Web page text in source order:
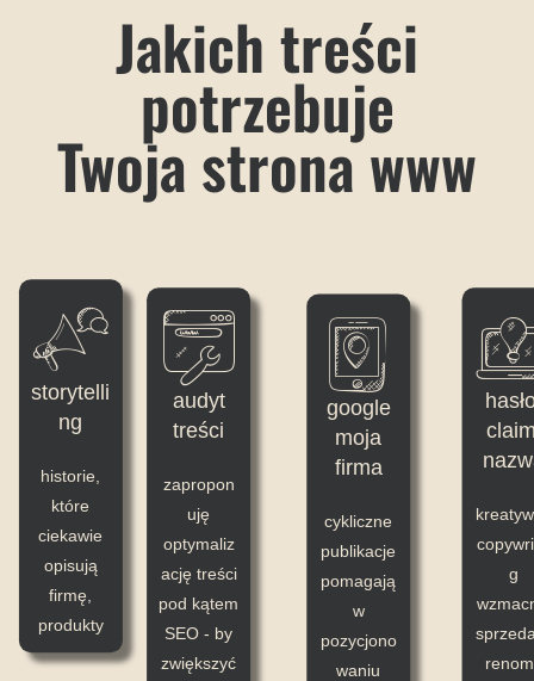
Jakich treści
potrzebuje
Twoja strona www
g
google
moja
firma
cykliczne
publikacje
pomagają
w
pozycjono
waniu
audyt
treści
zapropon
uję
optymaliz
ację treści
pod kątem
SEO - by
zwiększyć
storytelli
ng
historie,
które
ciekawie
opisują
firmę,
produkty